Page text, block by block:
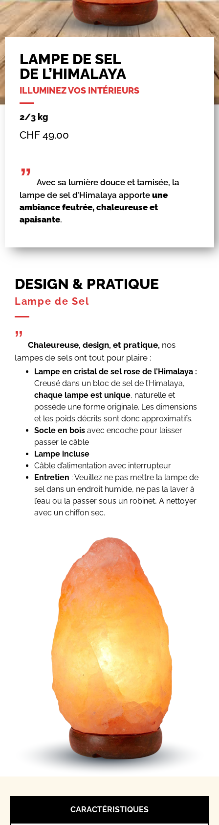
LAMPE DE SEL
DE L’HIMALAYA
ILLUMINEZ VOS INTÉRIEURS
2/3 kg
CHF 49.00
”
Avec sa lumière douce et tamisée, la
lampe de sel d’Himalaya apporte une
ambiance feutrée, chaleureuse et
apaisante.
DESIGN & PRATIQUE
Lampe de Sel
” Chaleureuse, design, et pratique, nos
lampes de sels ont tout pour plaire :
Lampe en cristal de sel rose de l’Himalaya :
Creusé dans un bloc de sel de l’Himalaya,
chaque lampe est unique, naturelle et
possède une forme originale. Les dimensions
et les poids décrits sont donc approximatifs.
Socle en bois avec encoche pour laisser
passer le câble
Lampe incluse
Câble d’alimentation avec interrupteur
Entretien : Veuillez ne pas mettre la lampe de
sel dans un endroit humide, ne pas la laver à
l’eau ou la passer sous un robinet, A nettoyer
avec un chiffon sec.
CARACTÉRISTIQUES